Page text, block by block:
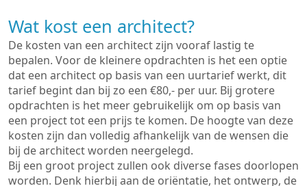
Wat kost een architect?
De kosten van een architect zijn vooraf lastig te
bepalen. Voor de kleinere opdrachten is het een optie
dat een architect op basis van een uurtarief werkt, dit
tarief begint dan bij zo een €80,- per uur. Bij grotere
opdrachten is het meer gebruikelijk om op basis van
een project tot een prijs te komen. De hoogte van deze
kosten zijn dan volledig afhankelijk van de wensen die
bij de architect worden neergelegd.
Bij een groot project zullen ook diverse fases doorlopen
worden. Denk hierbij aan de oriëntatie, het ontwerp, de